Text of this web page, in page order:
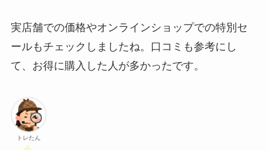
実店舗での価格やオンラインショップでの特別セ
ールもチェックしましたね。口コミも参考にし
て、お得に購入した人が多かったです。
トレたん